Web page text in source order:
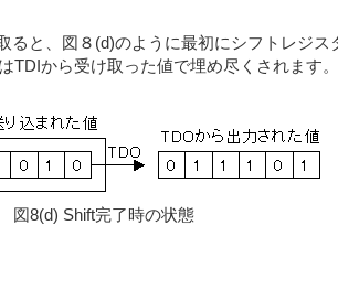
と、図８(d)のように最初にシフトレジス
TDIから受け取った値で埋め尽くされます
図8(d) Shift完了時の状態